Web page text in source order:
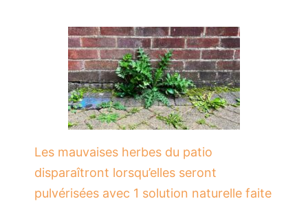
Les mauvaises herbes du patio
disparaîtront lorsqu’elles seront
pulvérisées avec 1 solution naturelle faite